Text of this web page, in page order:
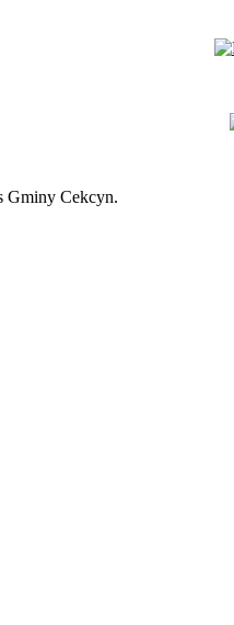
Gminy Cekcyn.